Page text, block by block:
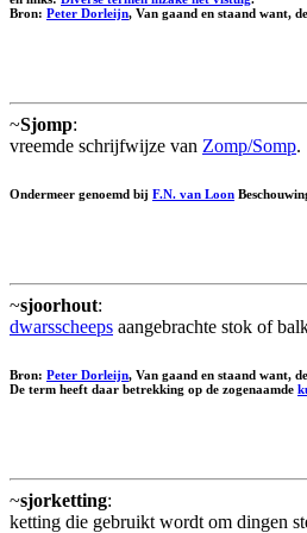
Bron: Peter Dorleijn, Van gaand en staand want,
~Sjomp:
vreemde schrijfwijze van Zomp/Somp.
Ondermeer genoemd bij F.N. van Loon
~sjoorhout:
dwarsscheeps aangebrachte stok of
Bron: Peter Dorleijn, Van gaand en staand want,
De term heeft daar betrekking op de zogenaamde
~sjorketting:
ketting die gebruikt wordt om dingen